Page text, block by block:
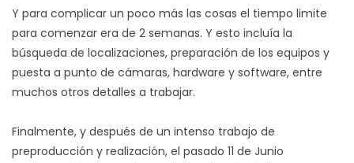
Y para complicar un poco más las cosas el tiempo limite
para comenzar era de 2 semanas. Y esto incluía la
búsqueda de localizaciones, preparación de los equipos y
puesta a punto de cámaras, hardware y software, entre
muchos otros detalles a trabajar.
Finalmente, y después de un intenso trabajo de
preproducción y realización, el pasado 11 de Junio